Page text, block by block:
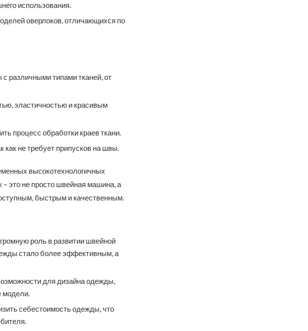
использования.
оверлоков, отличающихся по
различными типами тканей, от
эластичностью и красивым
процесс обработки краев ткани.
как не требует припусков на швы.
высокотехнологичных
это не просто швейная машина, а
быстрым и качественным.
роль в развитии швейной
стало более эффективным, а
для дизайна одежды,
модели.
себестоимость одежды, что